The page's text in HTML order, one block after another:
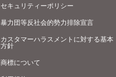
セキュリティーポリシー
暴力団等反社会的勢力排除宣言
カスタマーハラスメントに対する基本
方針
商標について